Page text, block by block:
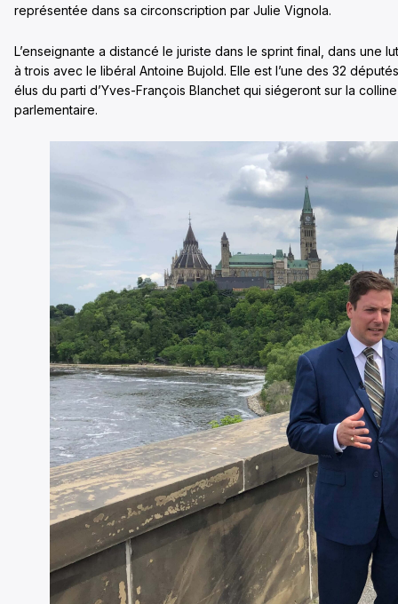
représentée dans sa circonscription par Julie Vignola.
L’enseignante a distancé le juriste dans le sprint final, dans une
à trois avec le libéral Antoine Bujold. Elle est l’une des 32 députés
élus du parti d’Yves-François Blanchet qui siégeront sur la colline
parlementaire.